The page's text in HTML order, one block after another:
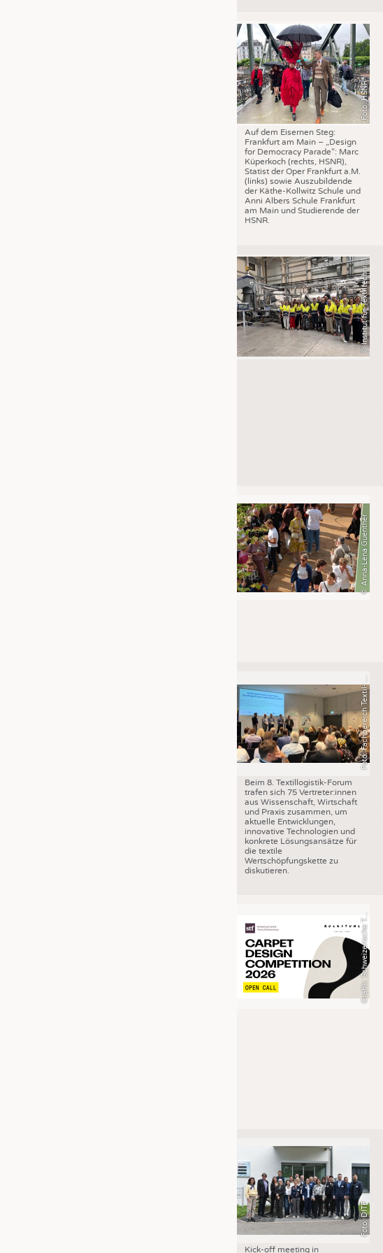
STELLENMARKT
KRÜGER PERSONAL HEADHUNTING
PRAKTIKA & AUSBILDUNGEN
DAUNENCHECK
ADRESSEN & LINKS
PUBLIKATIONEN
Foto: HSNR
Auf dem Eisernen Steg:
Frankfurt am Main – „Design
for Democracy Parade“: Marc
Küperkoch (rechts, HSNR),
Statist der Oper Frankfurt a.M.
(links) sowie Auszubildende
der Käthe-Kollwitz Schule und
Anni Albers Schule Frankfurt
am Main und Studierende der
HSNR.
©
I
n
s
t
i
t
u
t
f
ü
r
T
e
x
t
i
l
t
e
c
h
n
i
k
(
I
T
A
)
d
e
r
R
W
T
H
A
a
c
h
e
n
U
n
i
v
e
r
s
i
t
y
© Anna-Lena Guenther
o
t
o
:
F
a
c
h
b
e
r
e
i
c
h
T
e
x
t
il
-
u
d
B
e
k
l
e
i
d
u
n
g
s
t
e
c
h
n
i
k
/
H
S
N
Beim 8. Textillogistik-Forum
trafen sich 75 Vertreter:innen
aus Wissenschaft, Wirtschaft
und Praxis zusammen, um
aktuelle Entwicklungen,
innovative Technologien und
konkrete Lösungsansätze für
die textile
Wertschöpfungskette zu
diskutieren.
r
a
f
i
k
:
S
c
h
w
e
i
z
e
r
i
s
c
h
e
T
e
t
i
l
f
a
c
h
s
c
h
u
l
e
S
T
Foto: DITF
Kick-off meeting in